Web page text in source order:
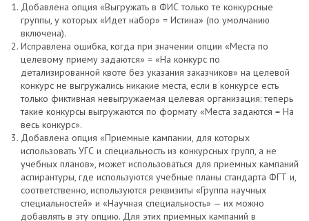
Добавлена опция «Выгружать в ФИС только те конкурсные
группы, у которых «Идет набор» = Истина» (по умолчанию
включена).
Исправлена ошибка, когда при значении опции «Места по
целевому приему задаются» = «На конкурс по
детализированной квоте без указания заказчиков» на целевой
конкурс не выгружались никакие места, если в конкурсе есть
только фиктивная невыгружаемая целевая организация: теперь
такие конкурсы выгружаются по формату «Места задаются = На
весь конкурс».
Добавлена опция «Приемные кампании, для которых
использовать УГС и специальность из конкурсных групп, а не
учебных планов», может использоваться для приемных кампаний
аспирантуры, где используются учебные планы стандарта ФГТ и,
соответственно, используются реквизиты «Группа научных
специальностей» и «Научная специальность» — их можно
добавлять в эту опцию. Для этих приемных кампаний в